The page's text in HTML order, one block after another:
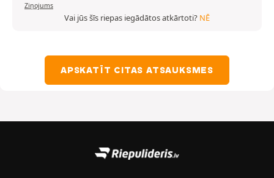
Ziņojums
Vai jūs šīs riepas iegādātos atkārtoti? NĒ
APSKATĪT CITAS ATSAUKSMES